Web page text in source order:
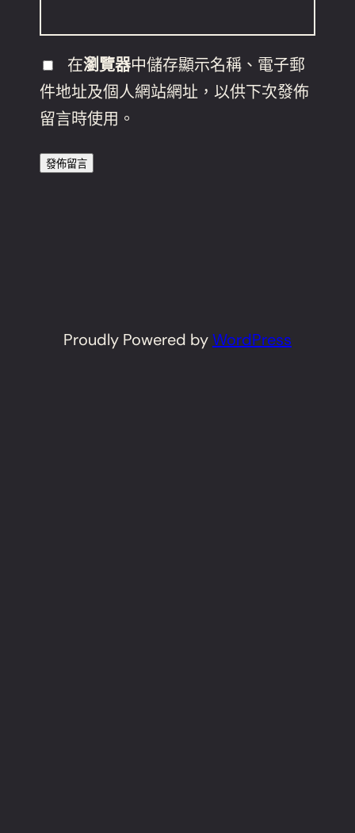
在瀏覽器中儲存顯示名稱、電子郵
件地址及個人網站網址，以供下次發佈
留言時使用。
Proudly Powered byWordPress